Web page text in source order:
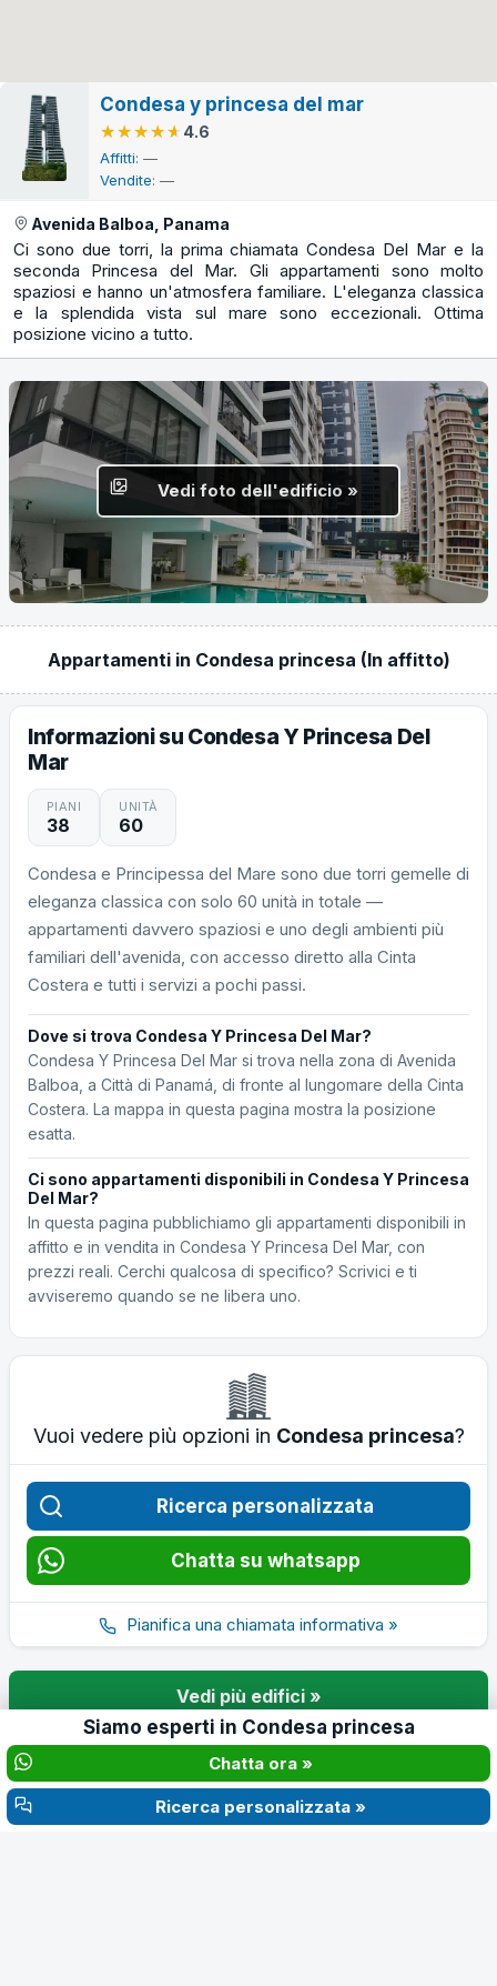
Siamo esperti in Condesa princesa
Chatta ora »
Ricerca personalizzata »
Condesa y princesa del mar
★★★★★
★★★★★ 4.6
Affitti: —
Vendite: —
Avenida Balboa, Panama
Ci sono due torri, la prima chiamata Condesa Del Mar e la
seconda Princesa del Mar. Gli appartamenti sono molto
spaziosi e hanno un'atmosfera familiare. L'eleganza classica
e la splendida vista sul mare sono eccezionali. Ottima
posizione vicino a tutto.
Vedi foto dell'edificio »
Appartamenti in Condesa princesa (In affitto)
Informazioni su Condesa Y Princesa Del
Mar
PIANI
38
UNITÀ
60
Condesa e Principessa del Mare sono due torri gemelle di
eleganza classica con solo 60 unità in totale —
appartamenti davvero spaziosi e uno degli ambienti più
familiari dell'avenida, con accesso diretto alla Cinta
Costera e tutti i servizi a pochi passi.
Dove si trova Condesa Y Princesa Del Mar?
Condesa Y Princesa Del Mar si trova nella zona di Avenida
Balboa, a Città di Panamá, di fronte al lungomare della Cinta
Costera. La mappa in questa pagina mostra la posizione
esatta.
Ci sono appartamenti disponibili in Condesa Y Princesa
Del Mar?
In questa pagina pubblichiamo gli appartamenti disponibili in
affitto e in vendita in Condesa Y Princesa Del Mar, con
prezzi reali. Cerchi qualcosa di specifico? Scrivici e ti
avviseremo quando se ne libera uno.
Vuoi vedere più opzioni in Condesa princesa?
Ricerca personalizzata
Chatta su whatsapp
Pianifica una chiamata informativa »
Vedi più edifici »
Vedi di più su Avenida Balboa »